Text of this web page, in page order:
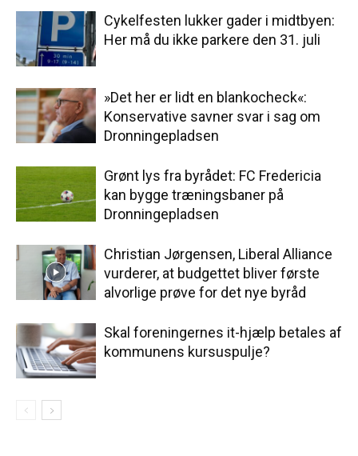
Cykelfesten lukker gader i midtbyen:
Her må du ikke parkere den 31. juli
»Det her er lidt en blankocheck«:
Konservative savner svar i sag om
Dronningepladsen
Grønt lys fra byrådet: FC Fredericia
kan bygge træningsbaner på
Dronningepladsen
Christian Jørgensen, Liberal Alliance
vurderer, at budgettet bliver første
alvorlige prøve for det nye byråd
Skal foreningernes it-hjælp betales af
kommunens kursuspulje?